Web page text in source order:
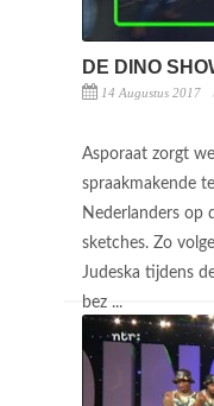
DE DINO
14 Augustus 2017
Asporaat zorgt
spraakmakende
Nederlanders op
sketches. Zo
Judeska tijdens
bez ...